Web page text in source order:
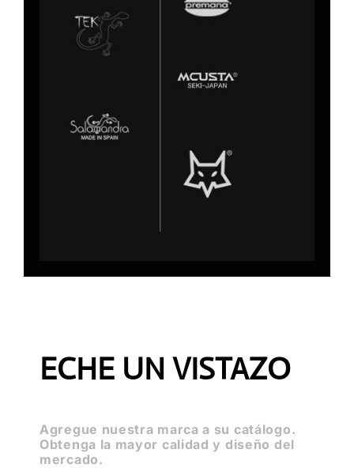
ECHE UN VISTAZO
Agregue nuestra marca a su catálogo.
Obtenga la mayor calidad y diseño del
mercado.